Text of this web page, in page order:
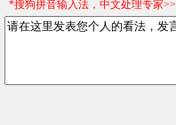
*搜狗拼音输入法，中文处理专家>>